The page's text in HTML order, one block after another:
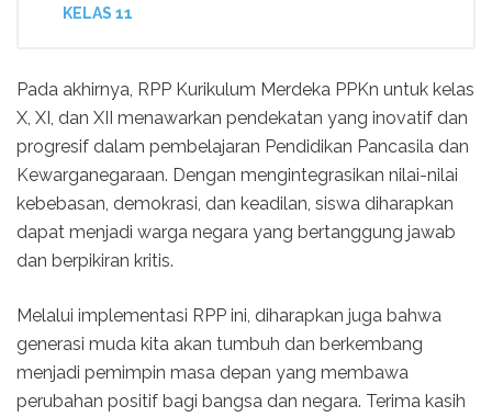
KELAS 11
Pada akhirnya, RPP Kurikulum Merdeka PPKn untuk kelas
X, XI, dan XII menawarkan pendekatan yang inovatif dan
progresif dalam pembelajaran Pendidikan Pancasila dan
Kewarganegaraan. Dengan mengintegrasikan nilai-nilai
kebebasan, demokrasi, dan keadilan, siswa diharapkan
dapat menjadi warga negara yang bertanggung jawab
dan berpikiran kritis.
Melalui implementasi RPP ini, diharapkan juga bahwa
generasi muda kita akan tumbuh dan berkembang
menjadi pemimpin masa depan yang membawa
perubahan positif bagi bangsa dan negara. Terima kasih